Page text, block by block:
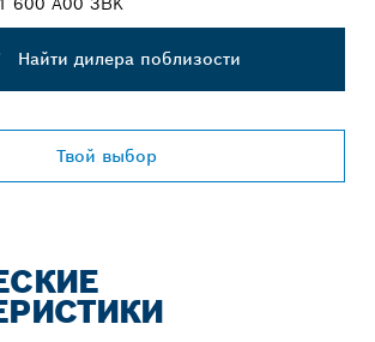
Найти дилера поблизости
Твой выбор